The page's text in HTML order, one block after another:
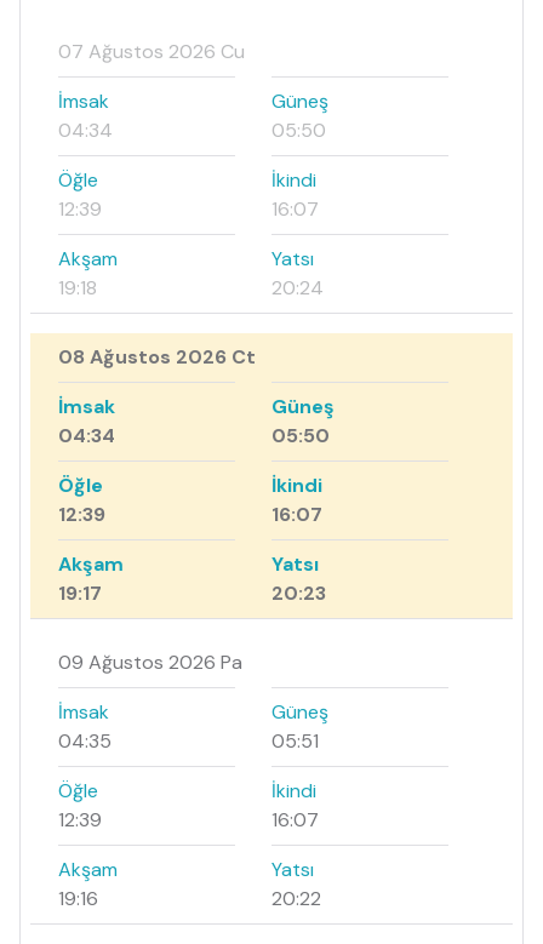
07 Ağustos 2026 Cu
İmsak
04:34
Güneş
05:50
Öğle
12:39
İkindi
16:07
Akşam
19:18
Yatsı
20:24
08 Ağustos 2026 Ct
İmsak
04:34
Güneş
05:50
Öğle
12:39
İkindi
16:07
Akşam
19:17
Yatsı
20:23
09 Ağustos 2026 Pa
İmsak
04:35
Güneş
05:51
Öğle
12:39
İkindi
16:07
Akşam
19:16
Yatsı
20:22